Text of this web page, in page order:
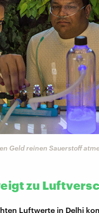
Geld reinen Sauerstoff
zu
Luftwerte in Delhi